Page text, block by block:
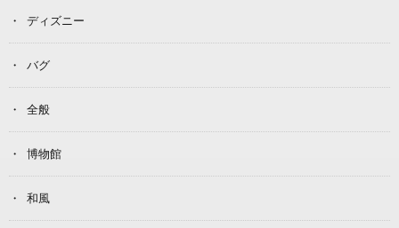
ディズニー
バグ
全般
博物館
和風